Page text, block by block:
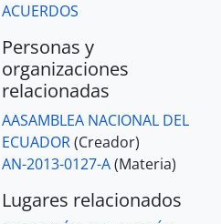
ACUERDOS
Personas y
organizaciones
relacionadas
AASAMBLEA NACIONAL DEL
ECUADOR(Creador)
AN-2013-0127-A(Materia)
Lugares relacionados